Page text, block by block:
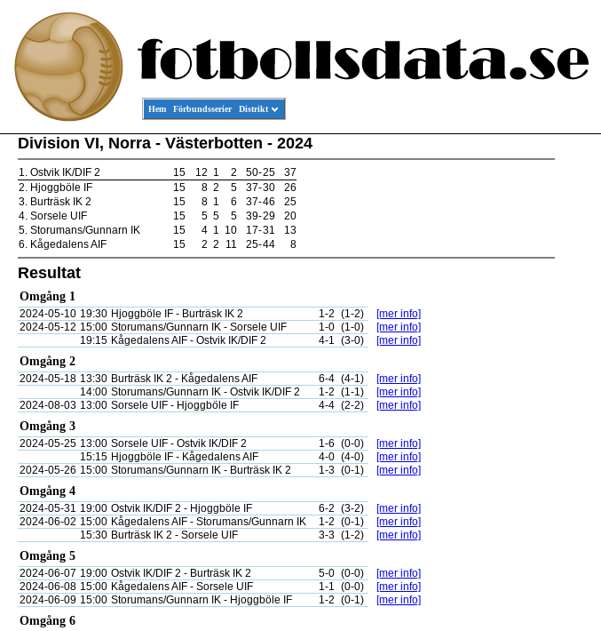
Hem Förbundsserier Distrikt
Division VI, Norra - Västerbotten - 2024
1. Ostvik IK/DIF 2 15 12 1 2 50-25
37
2. Hjoggböle IF 15 8 2 5 37-30
26
3. Burträsk IK 2 15 8 1 6 37-46
25
4. Sorsele UIF 15 5 5 5 39-29
20
5. Storumans/Gunnarn IK 15 4 1 10 17-31
13
6. Kågedalens AIF 15 2 2 11 25-44 8
Resultat
Omgång 1
2024-05-10 19:30 Hjoggböle IF - Burträsk IK 2 1-2 (1-2)
[mer info]
2024-05-12 15:00 Storumans/Gunnarn IK - Sorsele UIF 1-0 (1-0)
[mer info]
19:15 Kågedalens AIF - Ostvik IK/DIF 2 4-1 (3-0) [mer info]
Omgång 2
2024-05-18 13:30 Burträsk IK 2 - Kågedalens AIF 6-4 (4-1)
[mer info]
14:00 Storumans/Gunnarn IK - Ostvik IK/DIF 2 1-2 (1-1)
[mer info]
2024-08-03 13:00 Sorsele UIF - Hjoggböle IF 4-4 (2-2) [mer info]
Omgång 3
2024-05-25 13:00 Sorsele UIF - Ostvik IK/DIF 2 1-6 (0-0)
[mer info]
15:15 Hjoggböle IF - Kågedalens AIF 4-0 (4-0)
[mer info]
2024-05-26 15:00 Storumans/Gunnarn IK - Burträsk IK 2 1-3 (0-1) [mer info]
Omgång 4
2024-05-31 19:00 Ostvik IK/DIF 2 - Hjoggböle IF 6-2 (3-2)
[mer info]
2024-06-02 15:00 Kågedalens AIF - Storumans/Gunnarn IK 1-2 (0-1)
[mer info]
15:30 Burträsk IK 2 - Sorsele UIF 3-3 (1-2) [mer info]
Omgång 5
2024-06-07 19:00 Ostvik IK/DIF 2 - Burträsk IK 2 5-0 (0-0)
[mer info]
2024-06-08 15:00 Kågedalens AIF - Sorsele UIF 1-1 (0-0)
[mer info]
2024-06-09 15:00 Storumans/Gunnarn IK - Hjoggböle IF 1-2 (0-1) [mer info]
Omgång 6